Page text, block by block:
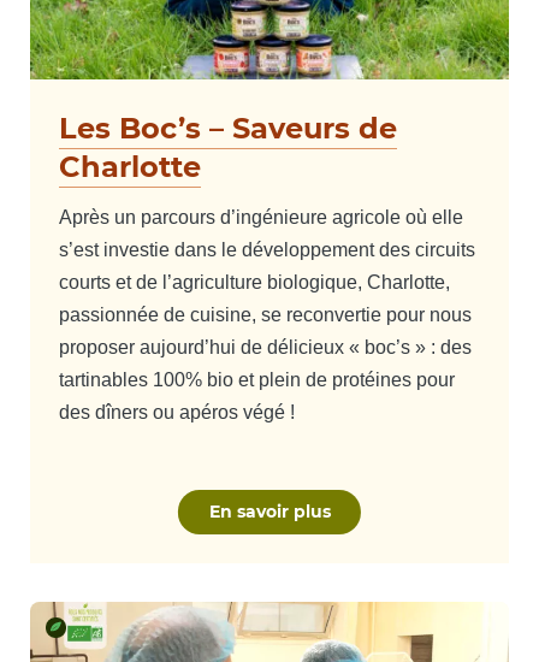
Les Boc’s – Saveurs de
Charlotte
Après un parcours d’ingénieure agricole où elle
s’est investie dans le développement des circuits
courts et de l’agriculture biologique, Charlotte,
passionnée de cuisine, se reconvertie pour nous
proposer aujourd’hui de délicieux « boc’s » : des
tartinables 100% bio et plein de protéines pour
des dîners ou apéros végé !
En savoir plus